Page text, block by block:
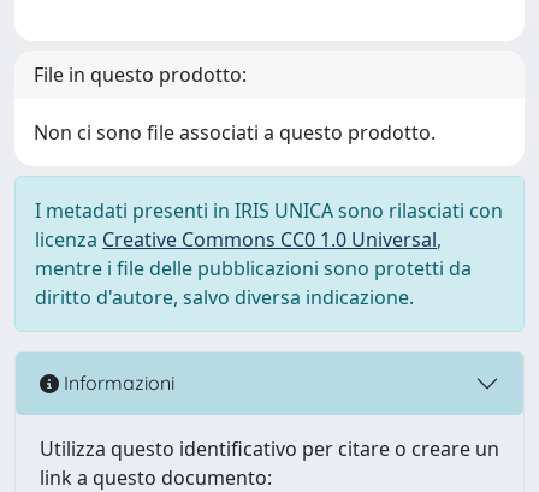
File in questo prodotto:
Non ci sono file associati a questo prodotto.
I metadati presenti in IRIS UNICA sono rilasciati con
licenza Creative Commons CC0 1.0 Universal,
mentre i file delle pubblicazioni sono protetti da
diritto d'autore, salvo diversa indicazione.
Informazioni
Utilizza questo identificativo per citare o creare un
link a questo documento: